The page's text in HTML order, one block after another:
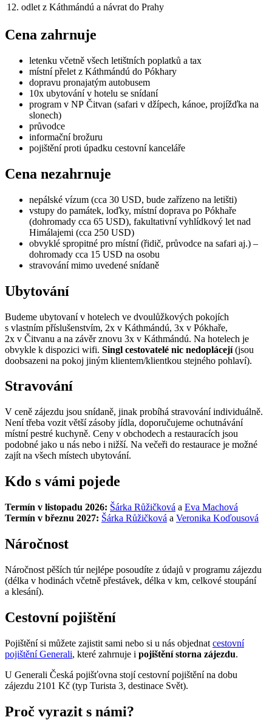
12. odlet z Káthmándú a návrat do Prahy
Cena zahrnuje
letenku včetně všech letištních poplatků a tax
místní přelet z Káthmándú do Pókhary
dopravu pronajatým autobusem
10x ubytování v hotelu se snídaní
program v NP Čitvan (safari v džípech, kánoe, projížďka na
slonech)
průvodce
informační brožuru
pojištění proti úpadku cestovní kanceláře
Cena nezahrnuje
nepálské vízum (cca 30 USD, bude zařízeno na letišti)
vstupy do památek, loďky, místní doprava po Pókhaře
(dohromady cca 65 USD), fakultativní vyhlídkový let nad
Himálajemi (cca 250 USD)
obvyklé spropitné pro místní (řidič, průvodce na safari aj.) –
dohromady cca 15 USD na osobu
stravování mimo uvedené snídaně
Ubytování
Budeme ubytovaní v hotelech ve dvoulůžkových pokojích
s vlastním příslušenstvím, 2x v Káthmándú, 3x v Pókhaře,
2x v Čitvanu a na závěr znovu 3x v Káthmándú. Na hotelech je
obvykle k dispozici wifi. Singl cestovatelé nic nedoplácejí(jsou
doobsazeni na pokoj jiným klientem/klientkou stejného pohlaví).
Stravování
V ceně zájezdu jsou snídaně, jinak probíhá stravování individuálně.
Není třeba vozit větší zásoby jídla, doporučujeme ochutnávání
místní pestré kuchyně. Ceny v obchodech a restauracích jsou
podobné jako u nás nebo i nižší. Na večeři do restaurace je možné
zajít na všech místech ubytování.
Kdo s vámi pojede
Termín v listopadu 2026: Šárka Růžičková a Eva Machová
Termín v březnu 2027: Šárka Růžičková a Veronika Koďousová
Náročnost
Náročnost pěších túr nejlépe posoudíte z údajů v programu zájezdu
(délka v hodinách včetně přestávek, délka v km, celkové stoupání
a klesání).
Cestovní pojištění
Pojištění si můžete zajistit sami nebo si u nás objednat cestovní
pojištění Generali, které zahrnuje i pojištění storna zájezdu.
U Generali Česká pojišťovna stojí cestovní pojištění na dobu
zájezdu 2101 Kč (typ Turista 3, destinace Svět).
Proč vyrazit s námi?